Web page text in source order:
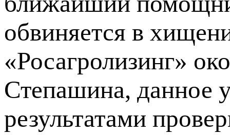
обвиняется в
«Росагролизинг»
Степашина, данное
результатами